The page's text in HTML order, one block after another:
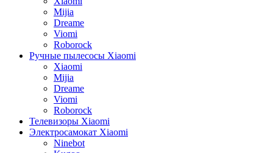
Mijia
Dreame
Viomi
Roborock
Ручные пылесосы Xiaomi
Xiaomi
Mijia
Dreame
Viomi
Roborock
Телевизоры Xiaomi
Электросамокат Xiaomi
Ninebot